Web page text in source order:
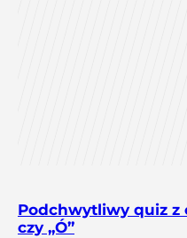
Podchwytliwy quiz z
czy „Ó”